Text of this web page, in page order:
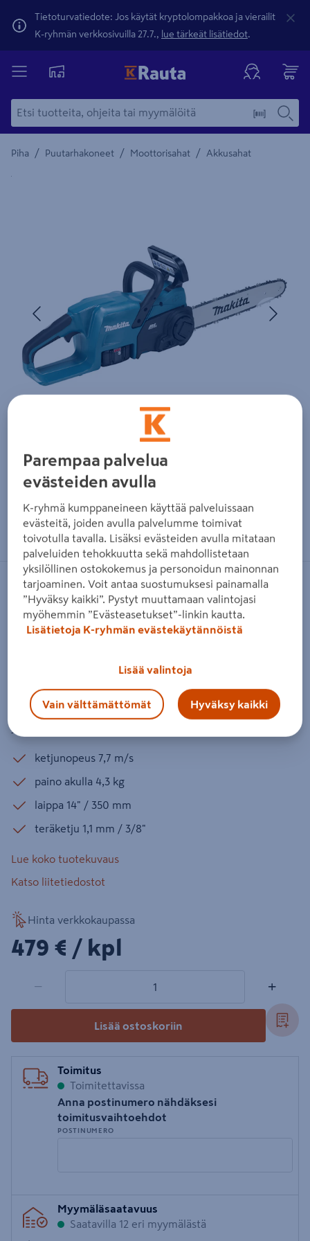
Tietoturvatiedote: Jos käytät kryptolompakkoa ja vierailit
K-ryhmän verkkosivuilla 27.7., lue tärkeät lisätiedot.
Piha / Puutarhakoneet / Moottorisahat / Akkusahat
Yksityiskohtainen kuvaus löytyy Tuotteen kuvaus -
Edellinen
Zoomaa kuvaa sormilla kosketusnäytöllä
Akkuketjusaha Makita DUC357RT
18V LXT 1x5,0Ah
MAKITA
Tehokas akkuketjusaha hiilharjattomalla 18 V:n moottorilla
esimerkiksi polttopuiden sahaukseen tai rakennustöihin
ketjunopeus 7,7 m/s
paino akulla 4,3 kg
laippa 14" / 350 mm
teräketju 1,1 mm / 3/8"
Lue koko tuotekuvaus
Katso liitetiedostot
Hinta verkkokaupassa
479€/kpl
479 € / kpl
− +
Lisää ostoskoriin
Toimitus
Toimitettavissa
Anna postinumero nähdäksesi
toimitusvaihtoehdot
POSTINUMERO
postinumero
Myymäläsaatavuus
Saatavilla 12 eri myymälästä
Parempaa palvelua
evästeiden avulla
K-ryhmä kumppaneineen käyttää palveluissaan
evästeitä, joiden avulla palvelumme toimivat
toivotulla tavalla. Lisäksi evästeiden avulla mitataan
palveluiden tehokkuutta sekä mahdollistetaan
yksilöllinen ostokokemus ja personoidun mainonnan
tarjoaminen. Voit antaa suostumuksesi painamalla
”Hyväksy kaikki”. Pystyt muuttamaan valintojasi
myöhemmin ”Evästeasetukset”-linkin kautta.
Lisätietoja K-ryhmän evästekäytännöistä
Lisää valintoja
Vain välttämättömät Hyväksy kaikki